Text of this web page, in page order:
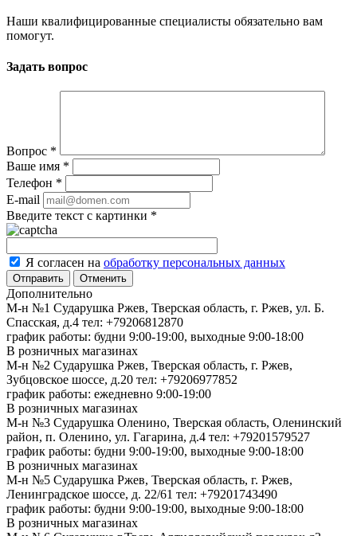
Наши квалифицированные специалисты обязательно вам
помогут.
Задать вопрос
Вопрос *
Ваше имя *
Телефон *
E-mail
Введите текст с картинки *
Я согласен на обработку персональных данных
Отменить
Дополнительно
М-н №1 Сударушка Ржев, Тверская область, г. Ржев, ул. Б.
Спасская, д.4 тел: +79206812870
график работы: будни 9:00-19:00, выходные 9:00-18:00
В розничных магазинах
М-н №2 Cударушка Ржев, Тверская область, г. Ржев,
Зубцовское шоссе, д.20 тел: +79206977852
график работы: ежедневно 9:00-19:00
В розничных магазинах
М-н №3 Сударушка Оленино, Тверская область, Оленинский
район, п. Оленино, ул. Гагарина, д.4 тел: +79201579527
график работы: будни 9:00-19:00, выходные 9:00-18:00
В розничных магазинах
М-н №5 Сударушка Ржев, Тверская область, г. Ржев,
Ленинградское шоссе, д. 22/61 тел: +79201743490
график работы: будни 9:00-19:00, выходные 9:00-18:00
В розничных магазинах